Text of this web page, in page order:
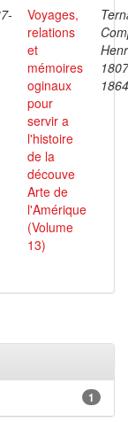
Voyages,
relations
et
mémoires
oginaux
pour
servir a
l'histoire
de la
découve
Arte de
l'Amérique
(Volume
13)
1864
1